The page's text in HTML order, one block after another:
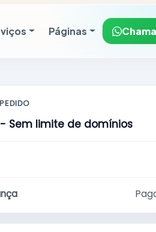
Páginas
- Sem limite de domínios